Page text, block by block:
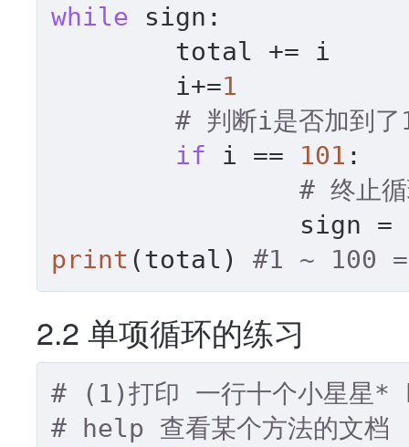
while sign:
	i+=
1
# 判断i是否加到
if i == 101 :
# 终止
		sign =
print (total) #1 ~ 100
2.2 单项循环的练习
# (1)打印 一行十个小星
# help 查看某个方法的文档